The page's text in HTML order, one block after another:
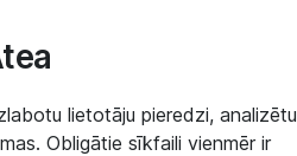
lietotāju pieredzi, analizētu
Obligātie sīkfaili vienmēr ir